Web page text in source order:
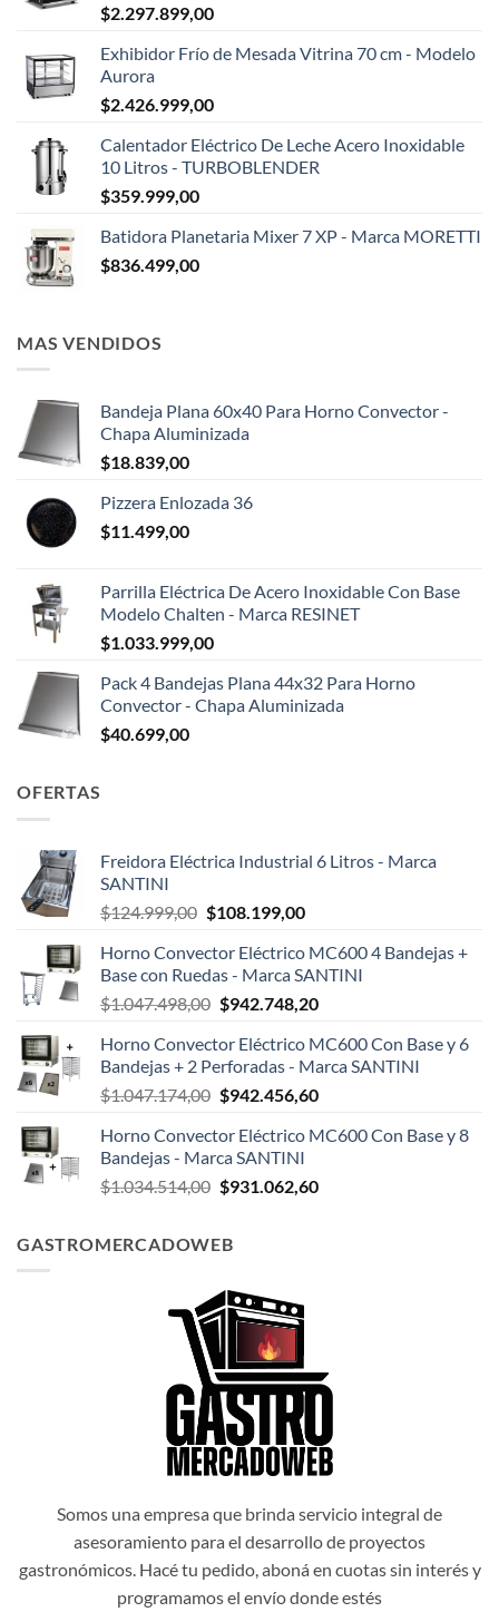
$2.297.899,00
Exhibidor Frío de Mesada Vitrina 70 cm - Modelo
Aurora
$2.426.999,00
Calentador Eléctrico De Leche Acero Inoxidable
10 Litros - TURBOBLENDER
$359.999,00
Batidora Planetaria Mixer 7 XP - Marca MORETTI
$836.499,00
MAS VENDIDOS
Bandeja Plana 60x40 Para Horno Convector -
Chapa Aluminizada
$18.839,00
Pizzera Enlozada 36
$11.499,00
Parrilla Eléctrica De Acero Inoxidable Con Base
Modelo Chalten - Marca RESINET
$1.033.999,00
Pack 4 Bandejas Plana 44x32 Para Horno
Convector - Chapa Aluminizada
$40.699,00
OFERTAS
Freidora Eléctrica Industrial 6 Litros - Marca
SANTINI
$124.999,00 El
original
era:
$124.999,00.
$108.199,00El
actual
es:
$108.199,00.
Horno Convector Eléctrico MC600 4 Bandejas +
Base con Ruedas - Marca SANTINI
$1.047.498,00 El
original
era:
$1.047.498,00.
$942.748,20El
actual
es:
$942.748,20.
Horno Convector Eléctrico MC600 Con Base y 6
Bandejas + 2 Perforadas - Marca SANTINI
$1.047.174,00 El
original
era:
$1.047.174,00.
$942.456,60El
actual
$942.456,60.
Horno Convector Eléctrico MC600 Con Base y 8
Bandejas - Marca SANTINI
$1.034.514,00 El
era:
$931.062,60El
GASTROMERCADOWEB
Somos una empresa que brinda servicio integral de
asesoramiento para el desarrollo de proyectos
gastronómicos. Hacé tu pedido, aboná en cuotas sin interés y
programamos el envío donde estés